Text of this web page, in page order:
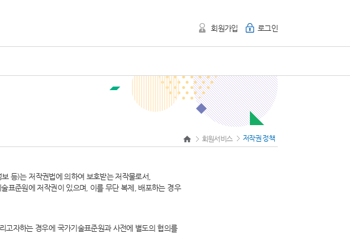
회원가입 로그인
회원서비스 저작권 정책
등)는 저작권법에 의하여 보호받는 저작물로서,
표준원에 저작권이 있으며, 이를 무단 복제, 배포하는 경우
고자하는 경우에 국가기술표준원과 사전에 별도의 협의를